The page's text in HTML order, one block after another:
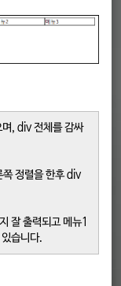
, div 전체를 감싸
정렬을 한후 div
잘 출력되고 메뉴1
습니다.